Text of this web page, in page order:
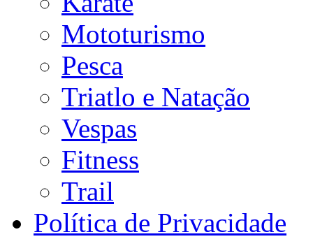
Mototurismo
Pesca
Triatlo e Natação
Vespas
Fitness
Trail
Política de Privacidade